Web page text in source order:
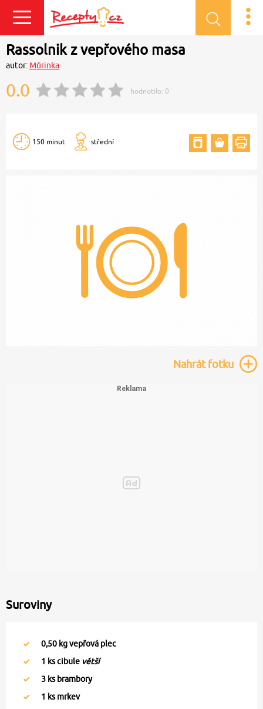
Přihlásit se
Rassolnik z vepřového masa
autor: Můrinka
0.0 hodnotilo: 0
150 minut střední
Nahrátfotku
Suroviny
0,50 kg vepřová plec
1 ks cibule větší
3 ks brambory
1 ks mrkev